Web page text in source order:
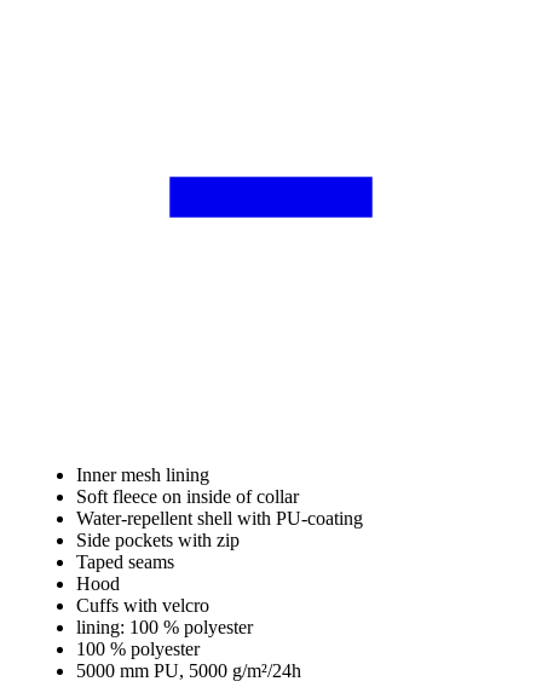
Inner mesh lining
Soft fleece on inside of collar
Water-repellent shell with PU-coating
Side pockets with zip
Taped seams
Hood
Cuffs with velcro
lining: 100 % polyester
100 % polyester
5000 mm PU, 5000 g/m²/24h